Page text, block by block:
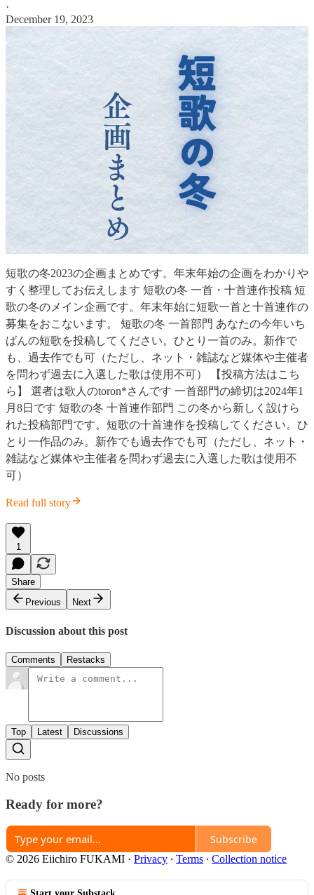
·
December 19, 2023
短歌の冬2023の企画まとめです。年末年始の企画をわかりや
すく整理してお伝えします 短歌の冬 一首・十首連作投稿 短
歌の冬のメイン企画です。年末年始に短歌一首と十首連作の
募集をおこないます。 短歌の冬 一首部門 あなたの今年いち
ばんの短歌を投稿してください。ひとり一首のみ。新作で
も、過去作でも可（ただし、ネット・雑誌など媒体や主催者
を問わず過去に入選した歌は使用不可） 【投稿方法はこち
ら】 選者は歌人のtoron*さんです 一首部門の締切は2024年1
月8日です 短歌の冬 十首連作部門 この冬から新しく設けら
れた投稿部門です。短歌の十首連作を投稿してください。ひ
とり一作品のみ。新作でも過去作でも可（ただし、ネット・
雑誌など媒体や主催者を問わず過去に入選した歌は使用不
可）
Read full story
1
Share
Previous
Next
Discussion about this post
Comments Restacks
Top Latest Discussions
No posts
Ready for more?
Subscribe
© 2026 Eiichiro FUKAMI · Privacy ∙ Terms ∙ Collection notice